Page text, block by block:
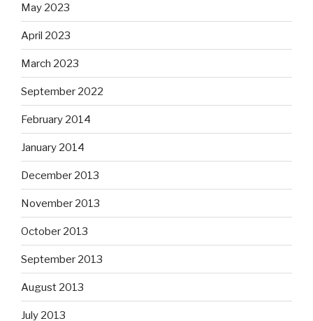
May 2023
April 2023
March 2023
September 2022
February 2014
January 2014
December 2013
November 2013
October 2013
September 2013
August 2013
July 2013